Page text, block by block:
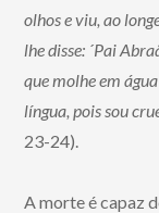
olhos e viu, ao
lhe disse: ´Pai
que molhe em
língua, pois sou
23-24).
A morte é capaz